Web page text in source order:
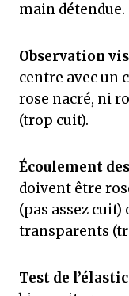
main détendue.
Observation
centre avec un
rose nacré, ni
(trop cuit).
Écoulement
doivent être
(pas assez
transparents
Test de